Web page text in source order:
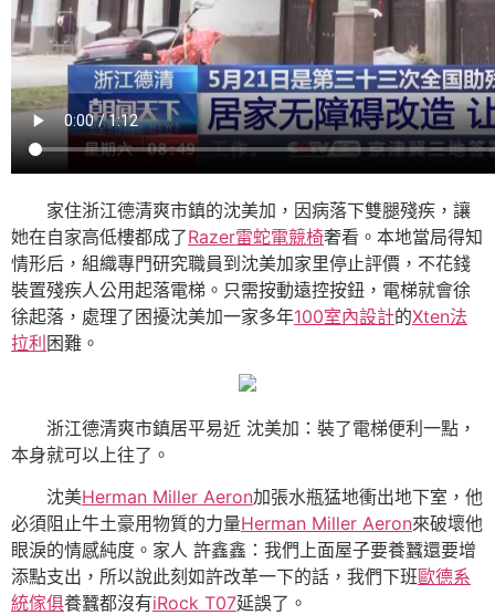
家住浙江德清爽市鎮的沈美加，因病落下雙腿殘疾，讓
她在自家高低樓都成了Razer雷蛇電競椅奢看。本地當局得知
情形后，組織專門研究職員到沈美加家里停止評價，不花錢
裝置殘疾人公用起落電梯。只需按動遠控按鈕，電梯就會徐
徐起落，處理了困擾沈美加一家多年100室內設計的Xten法
拉利困難。
浙江德清爽市鎮居平易近 沈美加：裝了電梯便利一點，
本身就可以上往了。
沈美Herman Miller Aeron加張水瓶猛地衝出地下室，他
必須阻止牛土豪用物質的力量Herman Miller Aeron來破壞他
眼淚的情感純度。家人 許鑫鑫：我們上面屋子要養蠶還要增
添點支出，所以說此刻如許改革一下的話，我們下班歐德系
統傢俱養蠶都沒有iRock T07延誤了。